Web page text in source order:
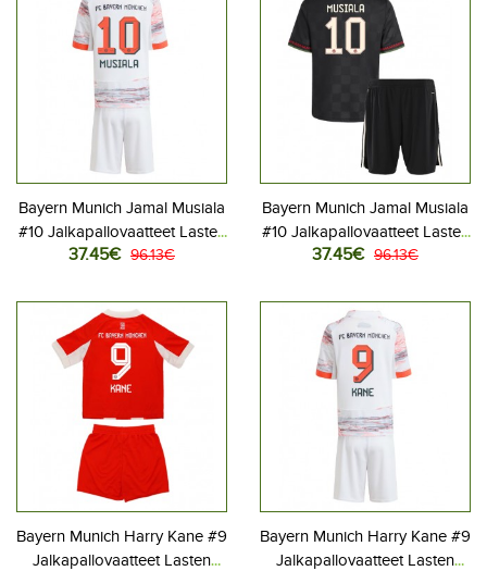
Bayern Munich Jamal Musiala
#10 Jalkapallovaatteet Lasten
Vieraspeliasu 2025-26
housut)
37.45€ 96.13€
Bayern Munich Jamal Musiala
#10 Jalkapallovaatteet Lasten
Kolmas peliasu 2025-26
housut)
37.45€ 96.13€
Bayern Munich Harry Kane #9
Jalkapallovaatteet Lasten
Bayern Munich Harry Kane #9
Jalkapallovaatteet Lasten